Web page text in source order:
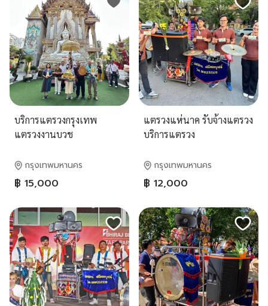
บริการแตรวงกรุงเทพ
แตรวงงานบวช
กรุงเทพมหานคร
฿ 15,000
แตรวงแห่นาค รับจ้างแตรวง
บริการแตรวง
กรุงเทพมหานคร
฿ 12,000